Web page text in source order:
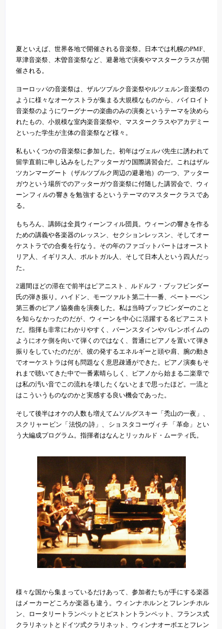
夏といえば、世界各地で開催される音楽祭。日本では札幌のPMF、
草津音楽祭、木曽音楽祭など、避暑地で演奏やマスタークラスが開
催される。
ヨーロッパの音楽祭は、ザルツブルク音楽祭やルツェルン音楽祭の
ように様々なオーケストラが集まる大規模なものから、バイロイト
音楽祭のようにワーグナーの楽曲のみの演奏というテーマを決めら
れたもの、小規模な室内楽音楽祭や、マスタークラスやアカデミー
といった学生が主体の音楽祭など様々。
私もいくつかの音楽祭に参加した。初年はヴェルバ先生に誘われて
留学直前に申し込みをしたアッターガウ国際講習会だ。これはザル
ツカンマーグート（ザルツブルク周辺の避暑地）の一つ、アッター
ガウという場所でのアッターガウ音楽祭に付随した講習会で、ウィ
ーンフィルの響きを勉強するというテーマのマスタークラスであ
る。
もちろん、講師は全員ウィーンフィル団員。ウィーンの響きを作る
ための講義や各楽器のレッスン、セクションレッスン、そしてオー
ケストラでの合奏を行なう。その年のファゴットパートはオースト
リア人、イギリス人、ポルトガル人、そして日本人という四人だっ
た。
2週間ほどの滞在で前半はピアニスト、ルドルフ・ブッフビンダー
氏の弾き振り。ハイドン、モーツァルト第二十一番、ベートーベン
第三番のピアノ協奏曲を演奏した。私は当時ブッフビンダーのこと
を知らなかったのだが、ウィーンを中心に活躍する名ピアニスト
だ。指揮も非常にわかりやすく、バーンスタインやバレンボイムの
ようにオケ側を向いて弾くのではなく、普通にピアノを置いて弾き
振りをしていたのだが、彼の発するエネルギーと頭や肩、腕の動き
でオーケストラは何も問題なく意思疎通ができた。ピアノ演奏もそ
れまで聴いてきた中で一番素晴らしく、ピアノから始まる二楽章で
は私の汚い音でこの流れを壊したくないとまで思ったほど。一流と
はこういうものなのかと実感する良い機会であった。
そして後半はオケの人数も増えてムソルグスキー「禿山の一夜」、
スクリャービン「法悦の詩」、ショスタコーヴィチ 「革命」とい
う大編成プログラム。指揮者はなんとリッカルド・ムーティ氏。
様々な国から集まっているだけあって、参加者たちが手にする楽器
はメーカーどころか楽器も違う。ウィンナホルンとフレンチホル
ン、ロータリートランペットとピストントランペット、フランス式
クラリネットとドイツ式クラリネット、ウィンナオーボエとフレン